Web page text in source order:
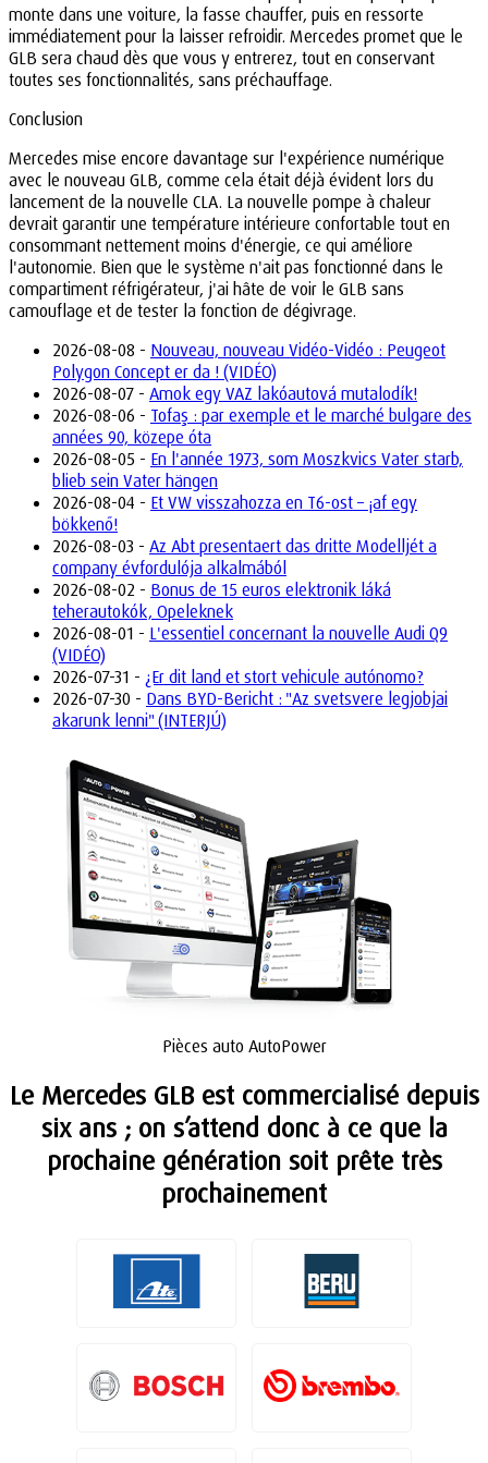
monte dans une voiture, la fasse chauffer, puis en ressorte
immédiatement pour la laisser refroidir. Mercedes promet que le
GLB sera chaud dès que vous y entrerez, tout en conservant
toutes ses fonctionnalités, sans préchauffage.
Conclusion
Mercedes mise encore davantage sur l'expérience numérique
avec le nouveau GLB, comme cela était déjà évident lors du
lancement de la nouvelle CLA. La nouvelle pompe à chaleur
devrait garantir une température intérieure confortable tout en
consommant nettement moins d'énergie, ce qui améliore
l'autonomie. Bien que le système n'ait pas fonctionné dans le
compartiment réfrigérateur, j'ai hâte de voir le GLB sans
camouflage et de tester la fonction de dégivrage.
2026-08-08 - Nouveau, nouveau Vidéo-Vidéo : Peugeot
Polygon Concept er da ! (VIDÉO)
2026-08-07 - Amok egy VAZ lakóautová mutalodík!
2026-08-06 - Tofaş : par exemple et le marché bulgare des
années 90, közepe óta
2026-08-05 - En l'année 1973, som Moszkvics Vater starb,
blieb sein Vater hängen
2026-08-04 - Et VW visszahozza en T6-ost – ¡af egy
bökkenő!
2026-08-03 - Az Abt presentaert das dritte Modelljét a
company évfordulója alkalmából
2026-08-02 - Bonus de 15 euros elektronik láká
teherautokók, Opeleknek
2026-08-01 - L'essentiel concernant la nouvelle Audi Q9
(VIDÉO)
2026-07-31 - ¿Er dit land et stort vehicule autónomo?
2026-07-30 - Dans BYD-Bericht : "Az svetsvere legjobjai
akarunk lenni" (INTERJÚ)
Pièces auto AutoPower
Le Mercedes GLB est commercialisé depuis
six ans ; on s’attend donc à ce que la
prochaine génération soit prête très
prochainement